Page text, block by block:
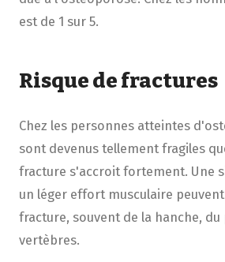
est de 1 sur 5.
Risque de fractures
Chez les personnes atteintes
sont devenus tellement fragiles
fracture s'accroit fortement. Une
un léger effort musculaire
fracture, souvent de la hanche,
vertèbres.